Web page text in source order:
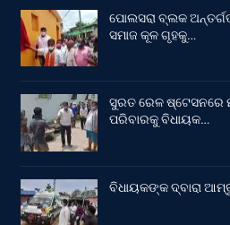
ପୋଲସରା ବ୍ଲକ
ସମାଜ କୂଳ ଗୃହକୁ…
ସୁରତ ରେଳ ଷ୍ଟେସନରେ
ପରିବାରକୁ ବିଧାୟକ…
ବିଧାୟକଙ୍କ ଦ୍ବାରା